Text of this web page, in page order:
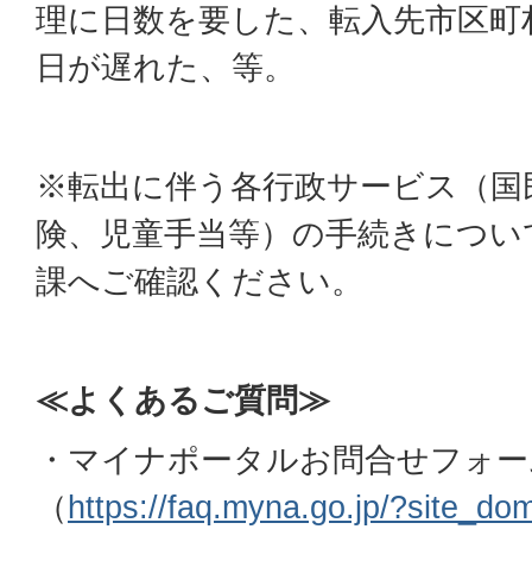
理に日数を要した、転入先市区
日が遅れた、等。
※転出に伴う各行政サービス（国
険、児童手当等）の手続きにつ
課へご確認ください。
≪よくあるご質問≫
・マイナポータルお問合せフォ
（https://faq.myna.go.jp/